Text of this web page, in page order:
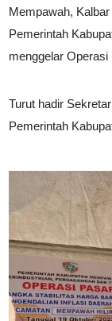
Mempawah,
Pemerintah
menggelar
Turut hadir
Pemerintah